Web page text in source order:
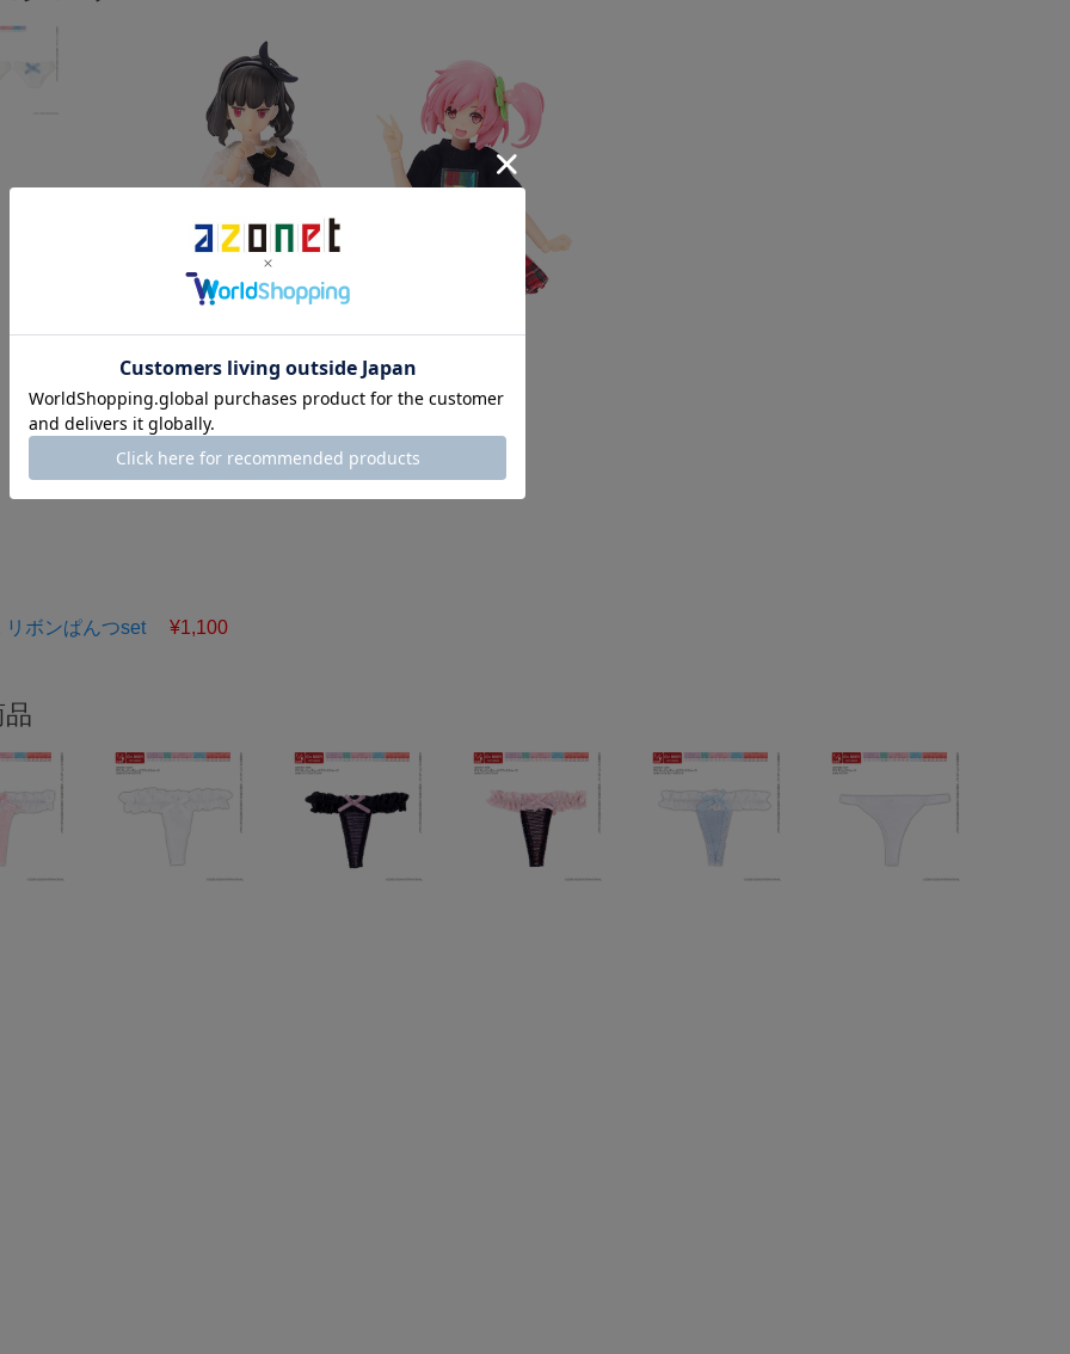
リボンぱんつset ¥1,100